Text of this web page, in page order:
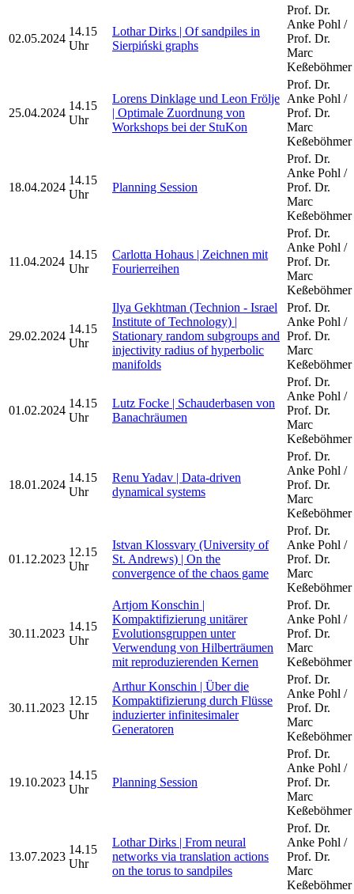
02.05.2024
14.15
Uhr
Lothar Dirks | Of sandpiles in
Sierpiński graphs
Prof. Dr.
Anke Pohl /
Prof. Dr.
Marc
Keßeböhmer
25.04.2024
14.15
Uhr
Lorens Dinklage und Leon Frölje
| Optimale Zuordnung von
Workshops bei der StuKon
Prof. Dr.
Anke Pohl /
Prof. Dr.
Marc
Keßeböhmer
18.04.2024
14.15
Uhr
Planning Session
Prof. Dr.
Anke Pohl /
Prof. Dr.
Marc
Keßeböhmer
11.04.2024
14.15
Uhr
Carlotta Hohaus | Zeichnen mit
Fourierreihen
Prof. Dr.
Anke Pohl /
Prof. Dr.
Marc
Keßeböhmer
29.02.2024
14.15
Uhr
Ilya Gekhtman (Technion - Israel
Institute of Technology) |
Stationary random subgroups and
injectivity radius of hyperbolic
manifolds
Prof. Dr.
Anke Pohl /
Prof. Dr.
Marc
Keßeböhmer
01.02.2024
14.15
Uhr
Lutz Focke | Schauderbasen von
Banachräumen
Prof. Dr.
Anke Pohl /
Prof. Dr.
Marc
Keßeböhmer
18.01.2024
14.15
Uhr
Renu Yadav | Data-driven
dynamical systems
Prof. Dr.
Anke Pohl /
Prof. Dr.
Marc
Keßeböhmer
01.12.2023
12.15
Uhr
Istvan Klossvary (University of
St. Andrews) | On the
convergence of the chaos game
Prof. Dr.
Anke Pohl /
Prof. Dr.
Marc
Keßeböhmer
30.11.2023
14.15
Uhr
Artjom Konschin |
Kompaktifizierung unitärer
Evolutionsgruppen unter
Verwendung von Hilberträumen
mit reproduzierenden Kernen
Prof. Dr.
Anke Pohl /
Prof. Dr.
Marc
Keßeböhmer
30.11.2023
12.15
Uhr
Arthur Konschin | Über die
Kompaktifizierung durch Flüsse
induzierter infinitesimaler
Generatoren
Prof. Dr.
Anke Pohl /
Prof. Dr.
Marc
Keßeböhmer
19.10.2023
14.15
Uhr
Planning Session
Prof. Dr.
Anke Pohl /
Prof. Dr.
Marc
Keßeböhmer
13.07.2023
14.15
Uhr
Lothar Dirks | From neural
networks via translation actions
on the torus to sandpiles
Prof. Dr.
Anke Pohl /
Prof. Dr.
Marc
Keßeböhmer